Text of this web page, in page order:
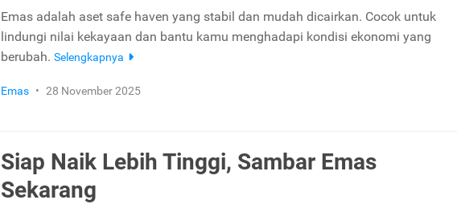
Emas adalah aset safe haven yang stabil dan mudah dicairkan. Cocok untuk
lindungi nilai kekayaan dan bantu kamu menghadapi kondisi ekonomi yang
berubah. Selengkapnya
Emas • 28 November 2025
Siap Naik Lebih Tinggi, Sambar Emas
Sekarang